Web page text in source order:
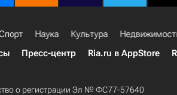
Наука Культура
Пресс-центр Ria.ru в AppStore
о регистрации Эл № ФС77-57640